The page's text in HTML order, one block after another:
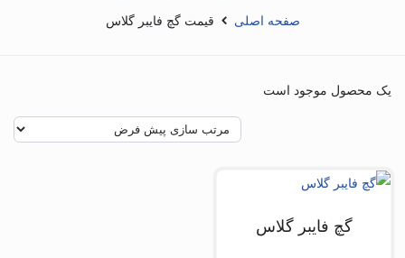
صفحه اصلی قیمت گچ فایبر گلاس
یک محصول موجود است
گچ فایبر گلاس